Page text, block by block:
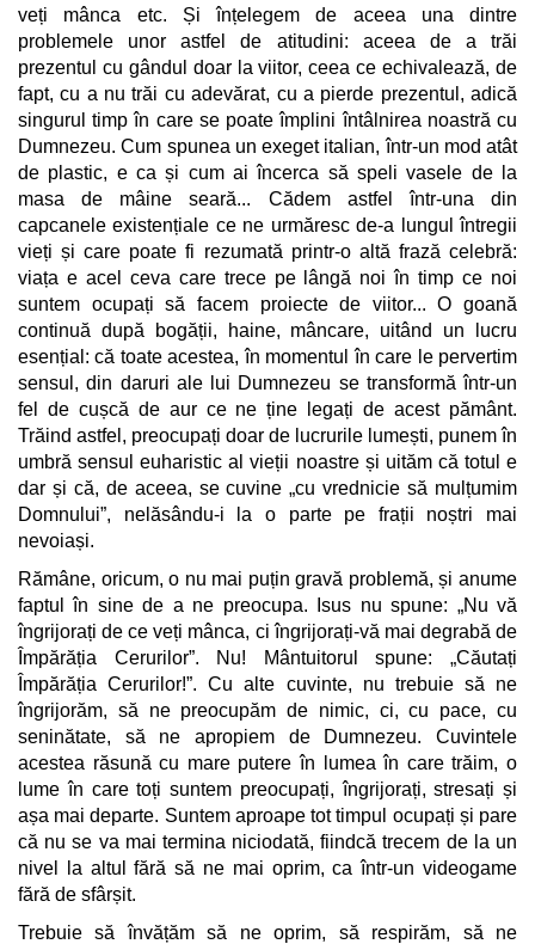
veți mânca etc. Și înțelegem de aceea una dintre
problemele unor astfel de atitudini: aceea de a trăi
prezentul cu gândul doar la viitor, ceea ce echivalează, de
fapt, cu a nu trăi cu adevărat, cu a pierde prezentul, adică
singurul timp în care se poate împlini întâlnirea noastră cu
Dumnezeu. Cum spunea un exeget italian, într-un mod atât
de plastic, e ca și cum ai încerca să speli vasele de la
masa de mâine seară... Cădem astfel într-una din
capcanele existențiale ce ne urmăresc de-a lungul întregii
vieți și care poate fi rezumată printr-o altă frază celebră:
viața e acel ceva care trece pe lângă noi în timp ce noi
suntem ocupați să facem proiecte de viitor... O goană
continuă după bogății, haine, mâncare, uitând un lucru
esențial: că toate acestea, în momentul în care le pervertim
sensul, din daruri ale lui Dumnezeu se transformă într-un
fel de cușcă de aur ce ne ține legați de acest pământ.
Trăind astfel, preocupați doar de lucrurile lumești, punem în
umbră sensul euharistic al vieții noastre și uităm că totul e
dar și că, de aceea, se cuvine „cu vrednicie să mulțumim
Domnului”, nelăsându-i la o parte pe frații noștri mai
nevoiași.
Rămâne, oricum, o nu mai puțin gravă problemă, și anume
faptul în sine de a ne preocupa. Isus nu spune: „Nu vă
îngrijorați de ce veți mânca, ci îngrijorați-vă mai degrabă de
Împărăția Cerurilor”. Nu! Mântuitorul spune: „Căutați
Împărăția Cerurilor!”. Cu alte cuvinte, nu trebuie să ne
îngrijorăm, să ne preocupăm de nimic, ci, cu pace, cu
seninătate, să ne apropiem de Dumnezeu. Cuvintele
acestea răsună cu mare putere în lumea în care trăim, o
lume în care toți suntem preocupați, îngrijorați, stresați și
așa mai departe. Suntem aproape tot timpul ocupați și pare
că nu se va mai termina niciodată, fiindcă trecem de la un
nivel la altul fără să ne mai oprim, ca într-un videogame
fără de sfârșit.
Trebuie să învățăm să ne oprim, să respirăm, să ne